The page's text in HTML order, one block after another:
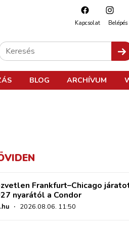
Kapcsolat Belépés
BLOG ARCHÍVUM
Frankfurt–Chicago
nyarától a Condor
· 2026.08.06. 11:50